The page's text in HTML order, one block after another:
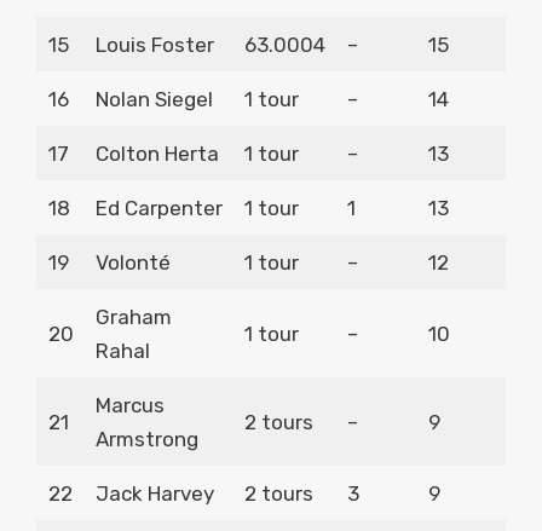
15 Louis Foster 63.0004 – 15
16 Nolan Siegel 1 tour – 14
17 Colton Herta 1 tour – 13
18 Ed Carpenter 1 tour 1 13
19 Volonté 1 tour – 12
20
Graham
Rahal
1 tour – 10
21
Marcus
Armstrong
2 tours – 9
22 Jack Harvey 2 tours 3 9